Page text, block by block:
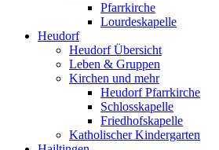
Pfarrkirche
Lourdeskapelle
Heudorf
Heudorf Übersicht
Leben & Gruppen
Kirchen und mehr
Heudorf Pfarrkirche
Schlosskapelle
Friedhofskapelle
Katholischer Kindergarten